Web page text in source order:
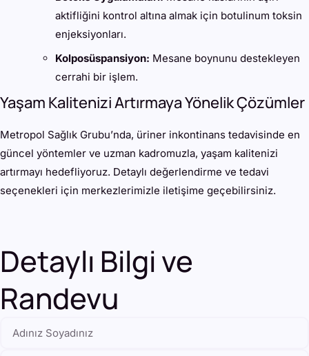
aktifliğini kontrol altına almak için botulinum toksin
enjeksiyonları.
Kolposüspansiyon: Mesane boynunu destekleyen
cerrahi bir işlem.
Yaşam Kalitenizi Artırmaya Yönelik Çözümler
Metropol Sağlık Grubu’nda, üriner inkontinans tedavisinde en
güncel yöntemler ve uzman kadromuzla, yaşam kalitenizi
artırmayı hedefliyoruz. Detaylı değerlendirme ve tedavi
seçenekleri için merkezlerimizle iletişime geçebilirsiniz.
Detaylı Bilgi ve
Randevu